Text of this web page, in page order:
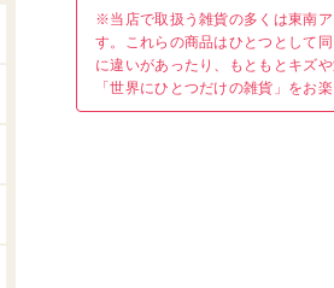
※当店で取扱う雑貨の多くは東南
す。これらの商品はひとつとして
に違いがあったり、もともとキズ
「世界にひとつだけの雑貨」をお